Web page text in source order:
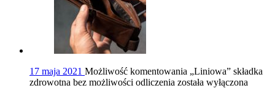
17 maja 2021 Możliwość komentowania „Liniowa” składka
zdrowotna bez możliwości odliczenia została wyłączona